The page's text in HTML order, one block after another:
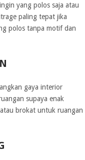
yang polos saja atau
paling tepat jika
polos tanpa motif dan
gaya interior
supaya enak
brokat untuk ruangan